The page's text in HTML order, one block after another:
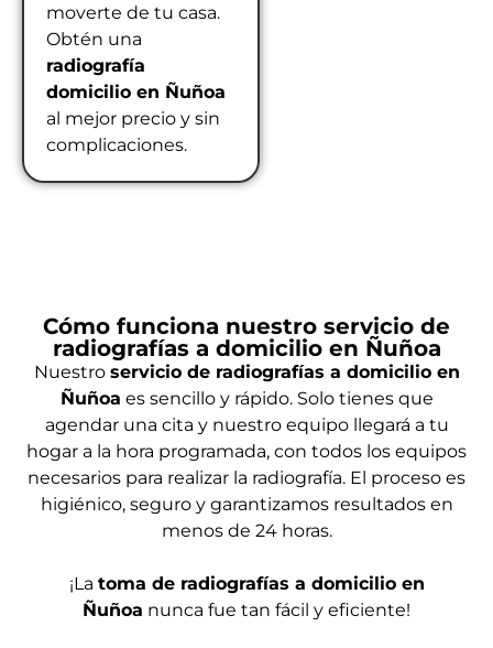
moverte de tu casa.
Obtén una
radiografía
domicilio en Ñuñoa
al mejor precio y sin
complicaciones.
Cómo funciona nuestro servicio de
radiografías a domicilio en Ñuñoa
Nuestro servicio de radiografías a domicilio en
Ñuñoa es sencillo y rápido. Solo tienes que
agendar una cita y nuestro equipo llegará a tu
hogar a la hora programada, con todos los equipos
necesarios para realizar la radiografía. El proceso es
higiénico, seguro y garantizamos resultados en
menos de 24 horas.
¡La toma de radiografías a domicilio en
Ñuñoa nunca fue tan fácil y eficiente!